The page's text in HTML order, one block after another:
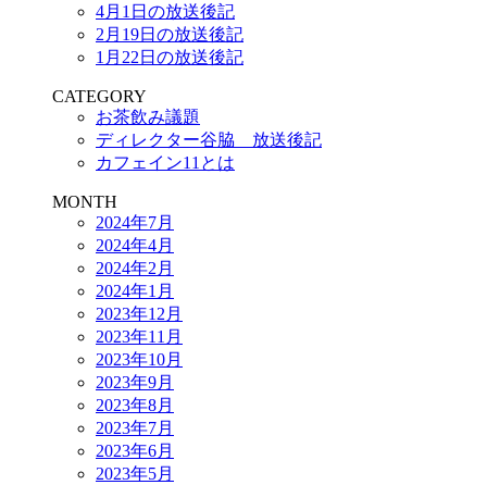
4月1日の放送後記
2月19日の放送後記
1月22日の放送後記
CATEGORY
お茶飲み議題
ディレクター谷脇 放送後記
カフェイン11とは
MONTH
2024年7月
2024年4月
2024年2月
2024年1月
2023年12月
2023年11月
2023年10月
2023年9月
2023年8月
2023年7月
2023年6月
2023年5月